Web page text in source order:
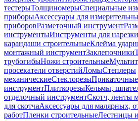
тестерыТолщиномерыСпециальные
приборыАксессуары для
приборовРазметочный инструмент
инструментыИнструменты для
карандаши строительныеКлейма
монтажный инструментЗаклепочники
трубогибыНожи строительные
просекатели отверстийЛомыСтеплеры
механическиеСтеклорезы
инструментПлиткорезыКельмы,
отделочный инструментСкотч, ленты
для скотчаАксессуары для малярных,
работПленки строительныеЛестницы